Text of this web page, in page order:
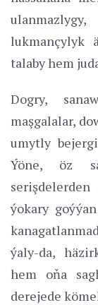
lukmançylyk
talaby hem
Dogry,
maşgalalar,
umytly
Ýöne, öz
ýokary
ýaly-da,
hem oňa
derejede